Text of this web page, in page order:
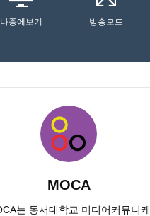
나중에보기 방송모드
MOCA
는 동서대학교 미디어커뮤니케